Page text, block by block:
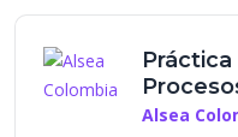
Alsea